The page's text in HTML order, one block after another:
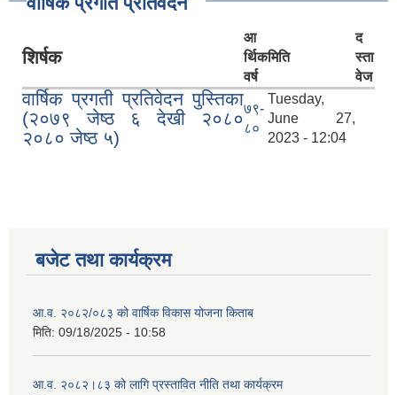
शिर्षक
आ
र्थिक
वर्ष
मिति
द
स्ता
वेज
वार्षिक प्रगती प्रतिवेदन पुस्तिका
(२०७९ जेष्ठ ६ देखी २०८०
२०८० जेष्ठ ५)
७९-
८०
Tuesday,
June 27,
2023 - 12:04
बजेट तथा कार्यक्रम
आ.व. २०८२/०८३ को वार्षिक विकास योजना किताब
मिति: 09/18/2025 - 10:58
आ.व. २०८२।८३ को लागि प्रस्तावित नीति तथा कार्यक्रम